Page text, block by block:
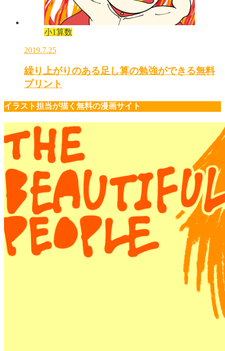
小1算数
2019.7.25
繰り上がりのある足し算の勉強ができる無料
プリント
イラスト担当が描く無料の漫画サイト